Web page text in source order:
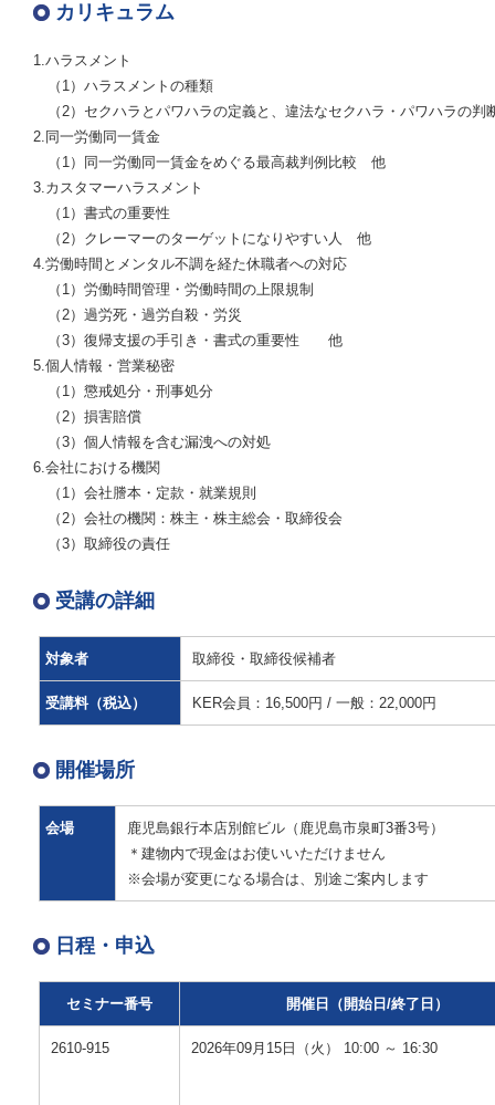
カリキュラム
1.ハラスメント
（1）ハラスメントの種類
（2）セクハラとパワハラの定義と、違法なセクハラ・パワハラの
2.同一労働同一賃金
（1）同一労働同一賃金をめぐる最高裁判例比較 他
3.カスタマーハラスメント
（1）書式の重要性
（2）クレーマーのターゲットになりやすい人 他
4.労働時間とメンタル不調を経た休職者への対応
（1）労働時間管理・労働時間の上限規制
（2）過労死・過労自殺・労災
（3）復帰支援の手引き・書式の重要性 他
5.個人情報・営業秘密
（1）懲戒処分・刑事処分
（2）損害賠償
（3）個人情報を含む漏洩への対処
6.会社における機関
（1）会社謄本・定款・就業規則
（2）会社の機関：株主・株主総会・取締役会
（3）取締役の責任
受講の詳細
対象者 取締役・取締役候補者
受講料（税込） KER会員：16,500円 / 一般：22,000円
開催場所
会場
鹿児島銀行本店別館ビル（鹿児島市泉町3番3号）
＊建物内で現金はお使いいただけません
※会場が変更になる場合は、別途ご案内します
日程・申込
セミナー番号 開催日（開始日/終了日）
2610-915 2026年09月15日（火） 10:00 ～ 16:30